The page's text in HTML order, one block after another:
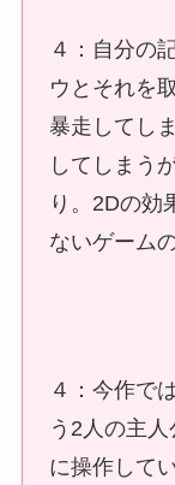
４：自分の
ウとそれを
暴走してし
してしまう
り。2Dの効
ないゲーム
４：今作で
う2人の主
に操作して